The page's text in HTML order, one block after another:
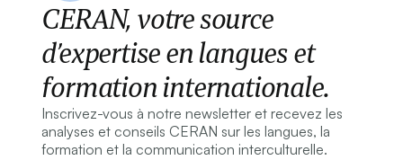
CERAN, votre source
d’expertise en langues et
formation internationale.
Inscrivez-vous à notre newsletter et recevez les
analyses et conseils CERAN sur les langues, la
formation et la communication interculturelle.